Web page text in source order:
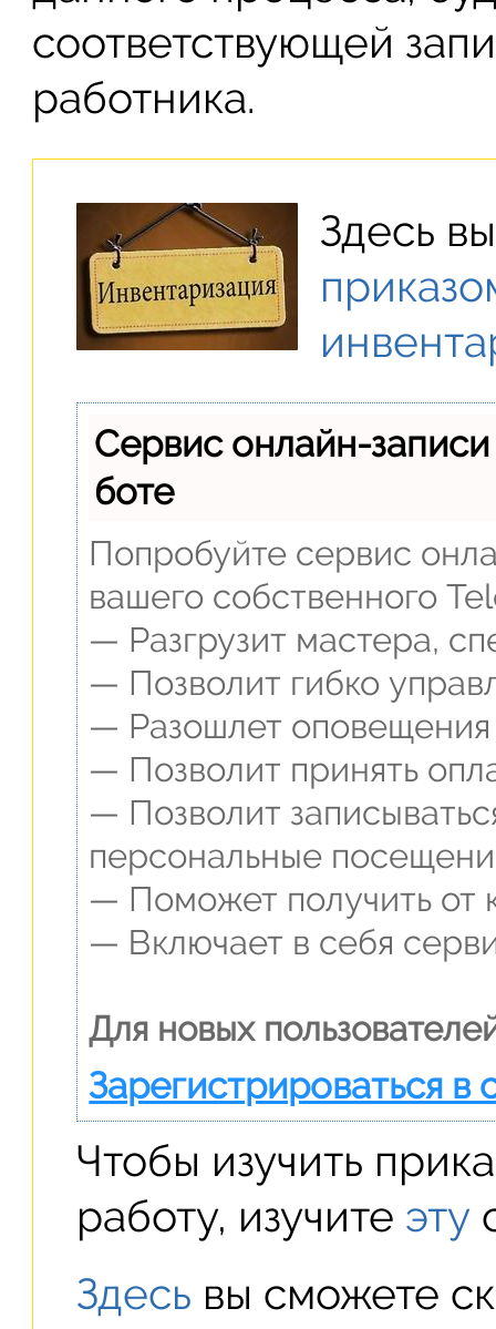
соответствующей
работника.
Здесь
Сервис онлайн-
боте
Попробуйте сервис
вашего собственного
— Разгрузит мастера,
— Позволит гибко
— Разошлет оповещения
— Позволит принять
— Позволит
персональные
— Поможет получить от
— Включает в себя
Для новых
Зарегистрироваться в
Чтобы изучить
работу, изучите эту
Здесь вы сможете